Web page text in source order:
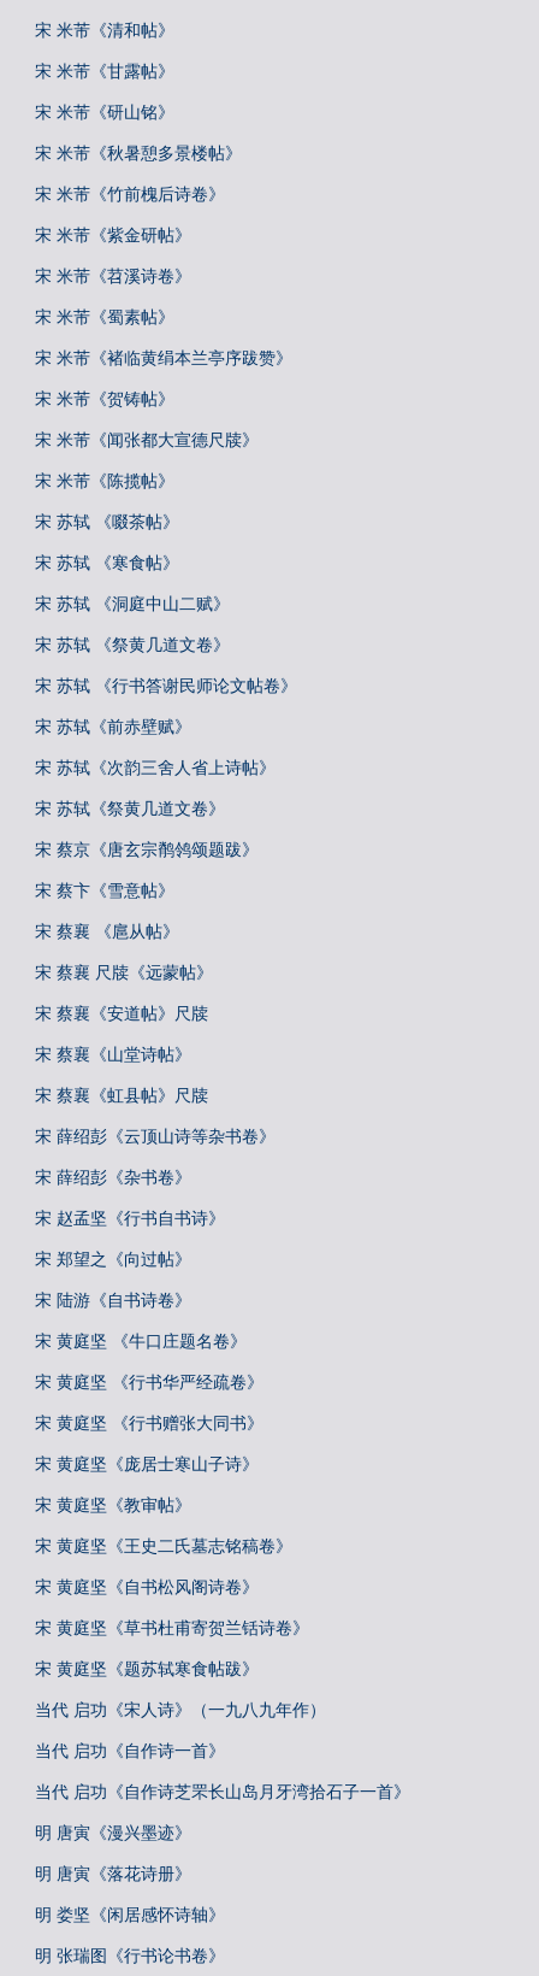
宋 米芾《清和帖》
宋 米芾《甘露帖》
宋 米芾《研山铭》
宋 米芾《秋暑憩多景楼帖》
宋 米芾《竹前槐后诗卷》
宋 米芾《紫金研帖》
宋 米芾《苕溪诗卷》
宋 米芾《蜀素帖》
宋 米芾《褚临黄绢本兰亭序跋赞》
宋 米芾《贺铸帖》
宋 米芾《闻张都大宣德尺牍》
宋 米芾《陈揽帖》
宋 苏轼 《啜茶帖》
宋 苏轼 《寒食帖》
宋 苏轼 《洞庭中山二赋》
宋 苏轼 《祭黄几道文卷》
宋 苏轼 《行书答谢民师论文帖卷》
宋 苏轼《前赤壁赋》
宋 苏轼《次韵三舍人省上诗帖》
宋 苏轼《祭黄几道文卷》
宋 蔡京《唐玄宗鹡鸰颂题跋》
宋 蔡卞《雪意帖》
宋 蔡襄 《扈从帖》
宋 蔡襄 尺牍《远蒙帖》
宋 蔡襄《安道帖》尺牍
宋 蔡襄《山堂诗帖》
宋 蔡襄《虹县帖》尺牍
宋 薛绍彭《云顶山诗等杂书卷》
宋 薛绍彭《杂书卷》
宋 赵孟坚《行书自书诗》
宋 郑望之《向过帖》
宋 陆游《自书诗卷》
宋 黄庭坚 《牛口庄题名卷》
宋 黄庭坚 《行书华严经疏卷》
宋 黄庭坚 《行书赠张大同书》
宋 黄庭坚《庞居士寒山子诗》
宋 黄庭坚《教审帖》
宋 黄庭坚《王史二氏墓志铭稿卷》
宋 黄庭坚《自书松风阁诗卷》
宋 黄庭坚《草书杜甫寄贺兰铦诗卷》
宋 黄庭坚《题苏轼寒食帖跋》
当代 启功《宋人诗》（一九八九年作）
当代 启功《自作诗一首》
当代 启功《自作诗芝罘长山岛月牙湾拾石子一首》
明 唐寅《漫兴墨迹》
明 唐寅《落花诗册》
明 娄坚《闲居感怀诗轴》
明 张瑞图《行书论书卷》